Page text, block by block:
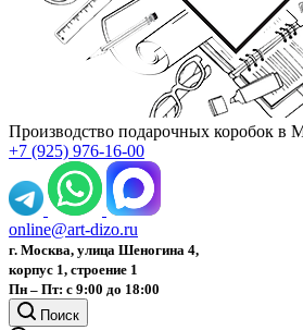
Производство подарочных коробок в
+7 (925) 976-16-00
online@art-dizo.ru
г. Москва, улица Шеногина 4,
корпус 1, строение 1
Пн – Пт: с 9:00 до 18:00
Поиск